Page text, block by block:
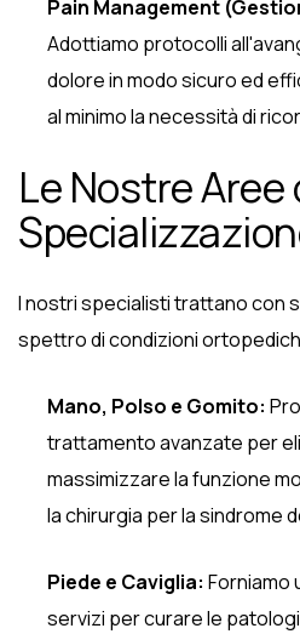
Pain Management
Adottiamo protocolli
dolore in modo sicuro ed
al minimo la necessità di
Le Nostre Aree
I nostri specialisti trattano con
spettro di condizioni
Mano, Polso e Gomito:
trattamento avanzate per
massimizzare la funzione
la chirurgia per la sindrome
Piede e Caviglia: Forniamo
servizi per curare le